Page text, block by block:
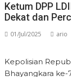
Ketum DPP
Dekat dan
01/Jul/2025 ario
Kepolisian
Bhayangkara